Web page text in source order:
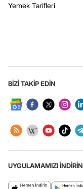
Yemek Tarifleri
BİZİ TAKİP EDİN
UYGULAMAMIZI İNDİRİN